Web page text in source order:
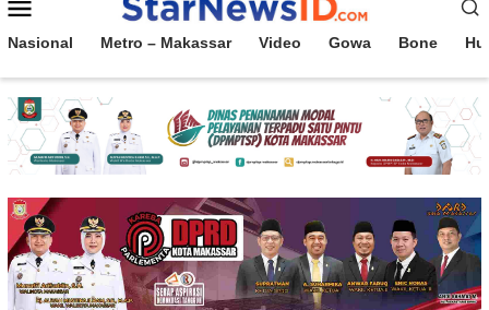
Mobile
Nasional Metro – Makassar Video Gowa Bone